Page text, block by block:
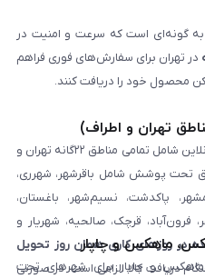
به گونه‌ای است که سرعت و امنیت در
در تهران برای سفارش‌های فوری فراهم
محصول خود را دریافت کنند.
تهران و اطراف)
ارسال از طریق پیک موتوری در گوشی آنلاین شامل تمامی مناطق ۲۲گانه تهران و
تحت پوشش شامل باقرشهر، شهرری،
پاکدشت، نسیم‌شهر، باغستان،
فرون‌آباد، قرچک، صالحیه، شهریار و
در روزهای کاری همان روز تحویل
دریافت کالا الزامی است. در صورتی
ماهکس و چاپار
و چاپار برای شهرهای تحت